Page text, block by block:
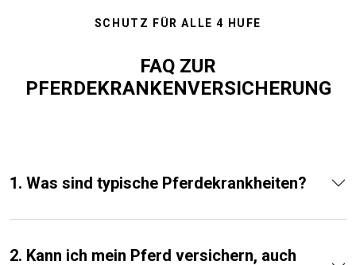
SCHUTZ FÜR ALLE 4 HUFE
FAQ ZUR
PFERDEKRANKENVERSICHERUNG
1. Was sind typische Pferdekrankheiten?
2. Kann ich mein Pferd versichern, auch